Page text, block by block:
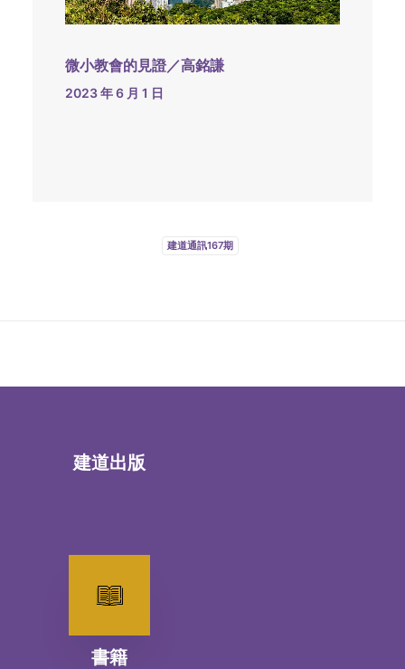
微小教會的見證／高銘謙
2023 年 6 月 1 日
建道通訊167期
建道出版
書籍